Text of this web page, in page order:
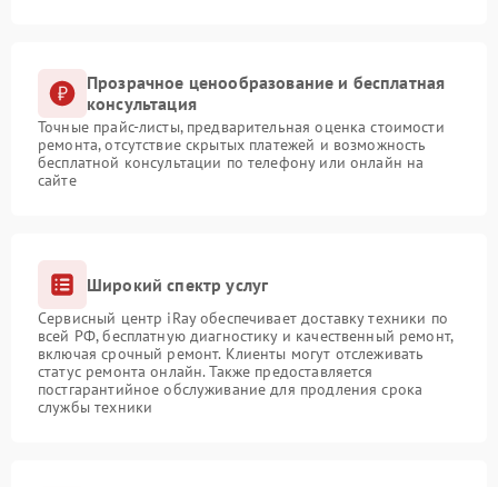
Прозрачное ценообразование и бесплатная
консультация
Точные прайс-листы, предварительная оценка стоимости
ремонта, отсутствие скрытых платежей и возможность
бесплатной консультации по телефону или онлайн на
сайте
Широкий спектр услуг
Сервисный центр iRay обеспечивает доставку техники по
всей РФ, бесплатную диагностику и качественный ремонт,
включая срочный ремонт. Клиенты могут отслеживать
статус ремонта онлайн. Также предоставляется
постгарантийное обслуживание для продления срока
службы техники